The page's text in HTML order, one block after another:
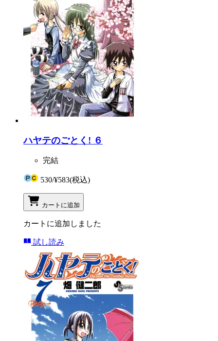
ハヤテのごとく! ６
完結
530/¥583(税込)
カートに追加
カートに追加しました
試し読み